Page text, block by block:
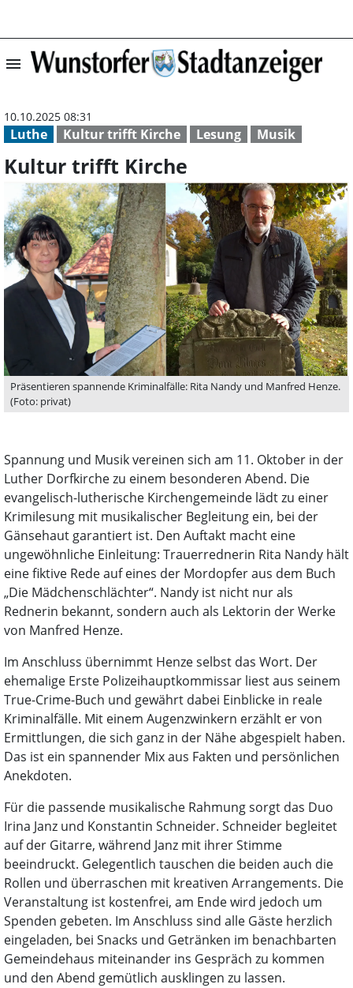
menu Kultur trifft
Luthe Kultur trifft Kirche Lesung Musik
10.10.2025 08:31
Kultur trifft Kirche
Präsentieren spannende Kriminalfälle: Rita Nandy und Manfred Henze.
(Foto: privat)
Spannung und Musik vereinen sich am 11. Oktober in der
Luther Dorfkirche zu einem besonderen Abend. Die
evangelisch-lutherische Kirchengemeinde lädt zu einer
Krimilesung mit musikalischer Begleitung ein, bei der
Gänsehaut garantiert ist. Den Auftakt macht eine
ungewöhnliche Einleitung: Trauerrednerin Rita Nandy hält
eine fiktive Rede auf eines der Mordopfer aus dem Buch
„Die Mädchenschlächter“. Nandy ist nicht nur als
Rednerin bekannt, sondern auch als Lektorin der Werke
von Manfred Henze.
Im Anschluss übernimmt Henze selbst das Wort. Der
ehemalige Erste Polizeihauptkommissar liest aus seinem
True-Crime-Buch und gewährt dabei Einblicke in reale
Kriminalfälle. Mit einem Augenzwinkern erzählt er von
Ermittlungen, die sich ganz in der Nähe abgespielt haben.
Das ist ein spannender Mix aus Fakten und persönlichen
Anekdoten.
Für die passende musikalische Rahmung sorgt das Duo
Irina Janz und Konstantin Schneider. Schneider begleitet
auf der Gitarre, während Janz mit ihrer Stimme
beeindruckt. Gelegentlich tauschen die beiden auch die
Rollen und überraschen mit kreativen Arrangements. Die
Veranstaltung ist kostenfrei, am Ende wird jedoch um
Spenden gebeten. Im Anschluss sind alle Gäste herzlich
eingeladen, bei Snacks und Getränken im benachbarten
Gemeindehaus miteinander ins Gespräch zu kommen
und den Abend gemütlich ausklingen zu lassen.